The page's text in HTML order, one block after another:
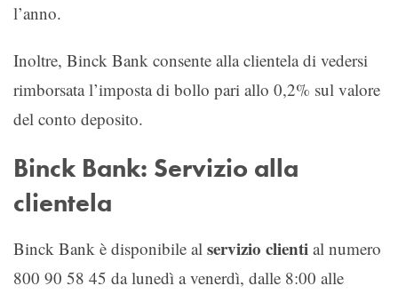
l’anno.
Inoltre, Binck Bank consente alla clientela di vedersi
rimborsata l’imposta di bollo pari allo 0,2% sul valore
del conto deposito.
Binck Bank: Servizio alla
clientela
Binck Bank è disponibile al servizio clienti al numero
800 90 58 45 da lunedì a venerdì, dalle 8:00 alle